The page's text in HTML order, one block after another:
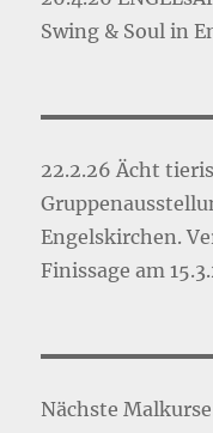
Swing & Soul in
22.2.26 Ächt
Engelskirchen.
Finissage am
Nächste